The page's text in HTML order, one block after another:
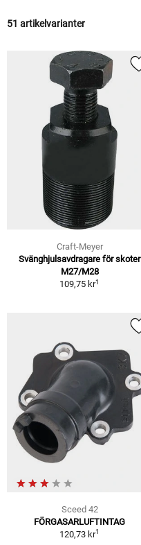
51 artikelvarianter
Craft-Meyer
Svänghjulsavdragare för skoter
M27/M28
109,75 kr1
Sceed 42
FÖRGASARLUFTINTAG
120,73 kr1